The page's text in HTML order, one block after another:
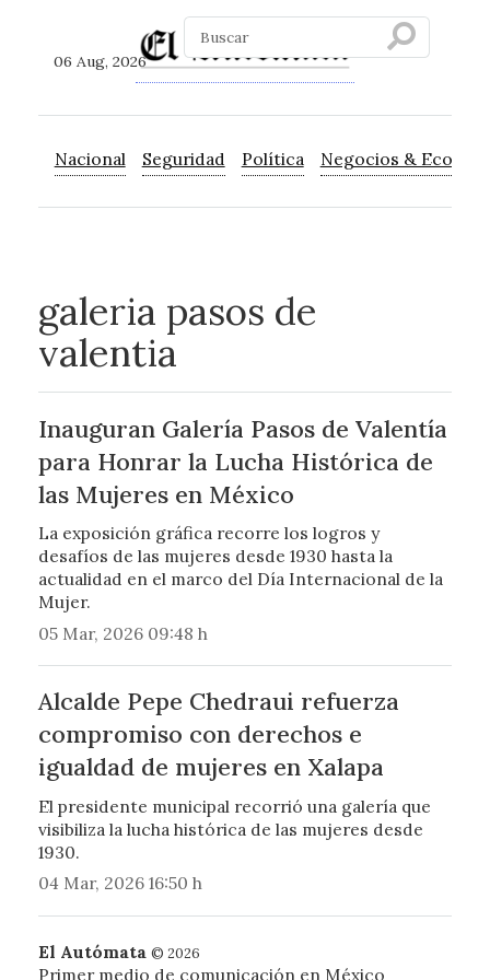
06 Aug, 2026
Nacional Seguridad Política Negocios &
galeria pasos de
valentia
Inauguran Galería Pasos de Valentía
para Honrar la Lucha Histórica de
las Mujeres en México
La exposición gráfica recorre los logros y
desafíos de las mujeres desde 1930 hasta la
actualidad en el marco del Día Internacional de la
Mujer.
05 Mar, 2026 09:48 h
Alcalde Pepe Chedraui refuerza
compromiso con derechos e
igualdad de mujeres en Xalapa
El presidente municipal recorrió una galería que
visibiliza la lucha histórica de las mujeres desde
1930.
04 Mar, 2026 16:50 h
El Autómata © 2026
Primer medio de comunicación en México